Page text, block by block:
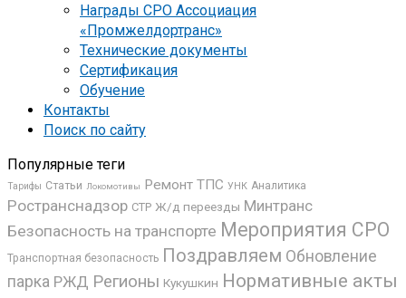
Награды СРО Ассоциация
«Промжелдортранс»
Технические документы
Сертификация
Обучение
Контакты
Поиск по сайту
Популярные теги
Тарифы Статьи Локомотивы Ремонт ТПС УНК Аналитика
Ространснадзор СТР Ж/д переезды Минтранс
Безопасность на транспорте Мероприятия СРО
Транспортная безопасность Поздравляем Обновление
парка РЖД Регионы Кукушкин Нормативные акты